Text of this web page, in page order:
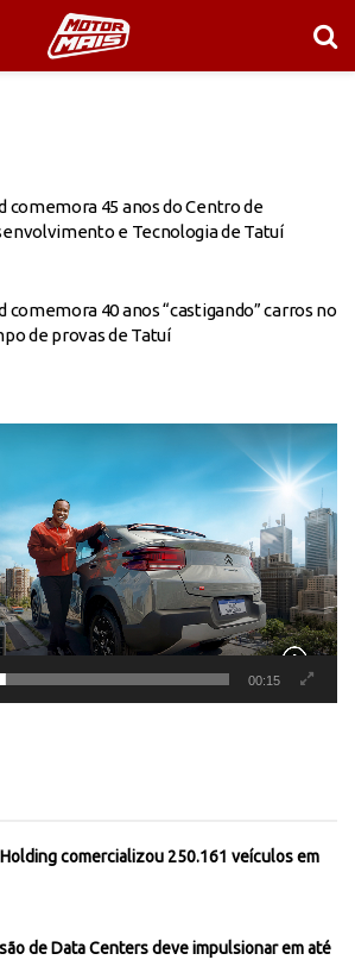
comemora 45 anos do Centro de
e Tecnologia de Tatuí
comemora 40 anos “castigando” carros no
de provas de Tatuí
00:15
comercializou 250.161 veículos em
de Data Centers deve impulsionar em até